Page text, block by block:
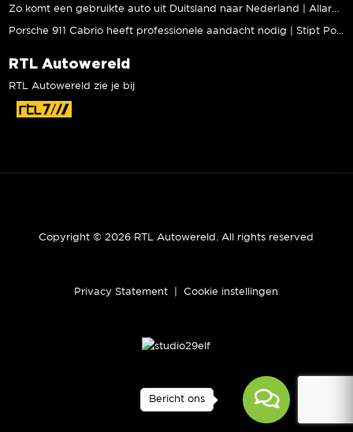
Bericht ons
Zo komt een gebruikte auto uit Duitsland naar Nederland | Allard Kalff
Porsche 911 Cabrio heeft professionele aandacht nodig | Stipt Polish Point
RTL Autowereld
RTL Autowereld zie je bij
Copyright © 2026 RTL Autowereld. All rights reserved
Privacy Statement Cookie instellingen